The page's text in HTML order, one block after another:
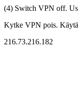
(4) Switch VPN off.
Kytke VPN pois.
216.73.216.182